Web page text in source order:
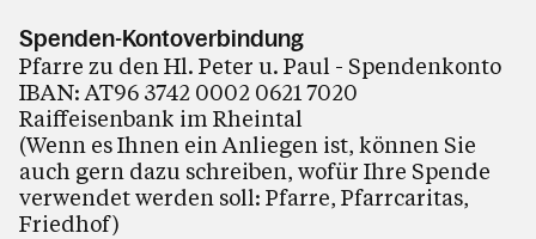
Spenden-Kontoverbindung
Pfarre zu den Hl. Peter u. Paul - Spendenkonto
IBAN: AT96 3742 0002 0621 7020
Raiffeisenbank im Rheintal
(Wenn es Ihnen ein Anliegen ist, können Sie
auch gern dazu schreiben, wofür Ihre Spende
verwendet werden soll: Pfarre, Pfarrcaritas,
Friedhof)